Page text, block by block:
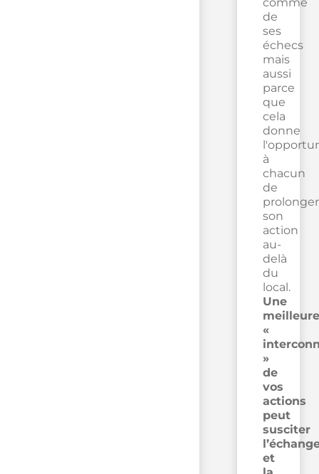
de
ses
échecs
mais
aussi
parce
que
cela
donne
à
chacun
de
prolonger
son
action
au-
delà
du
local.
Une
meilleure
«
»
de
vos
actions
peut
susciter
et